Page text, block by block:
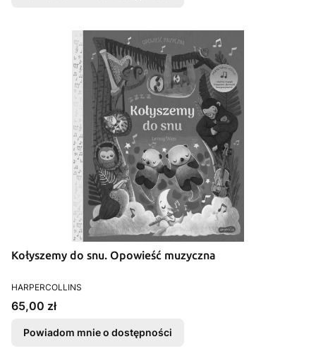
Kołyszemy do snu. Opowieść muzyczna
PRODUCENT
HARPERCOLLINS
Cena
65,00 zł
Powiadom mnie o dostępności